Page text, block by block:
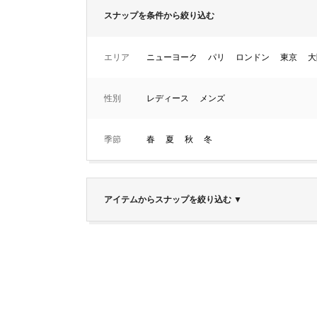
スナップを条件から絞り込む
エリア ニューヨーク パリ ロンドン 東京
性別 レディース メンズ
季節 春 夏 秋 冬
アイテムからスナップを絞り込む ▼